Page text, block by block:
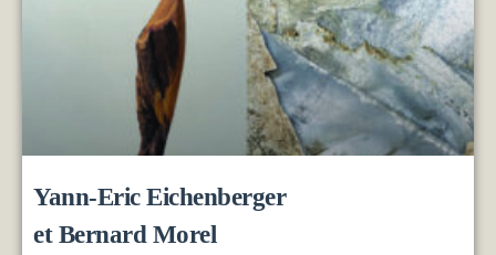
Yann-Eric Eichenberger
et Bernard Morel